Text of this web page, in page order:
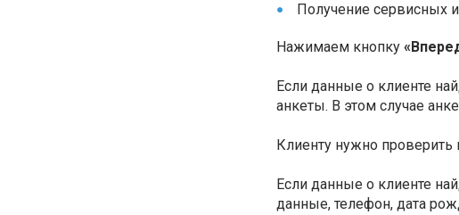
Получение сервисных
Нажимаем кнопку
Если данные о клиенте
анкеты. В этом случае
Клиенту нужно проверить
Если данные о клиенте
данные, телефон, дата